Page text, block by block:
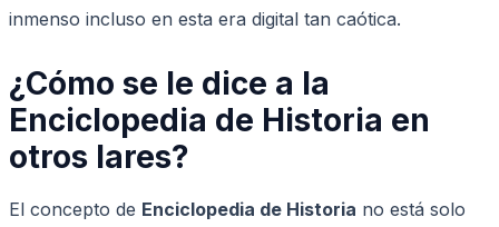
inmenso incluso en esta era digital tan caótica.
¿Cómo se le dice a la
Enciclopedia de Historia en
otros lares?
El concepto de Enciclopedia de Historia no está solo